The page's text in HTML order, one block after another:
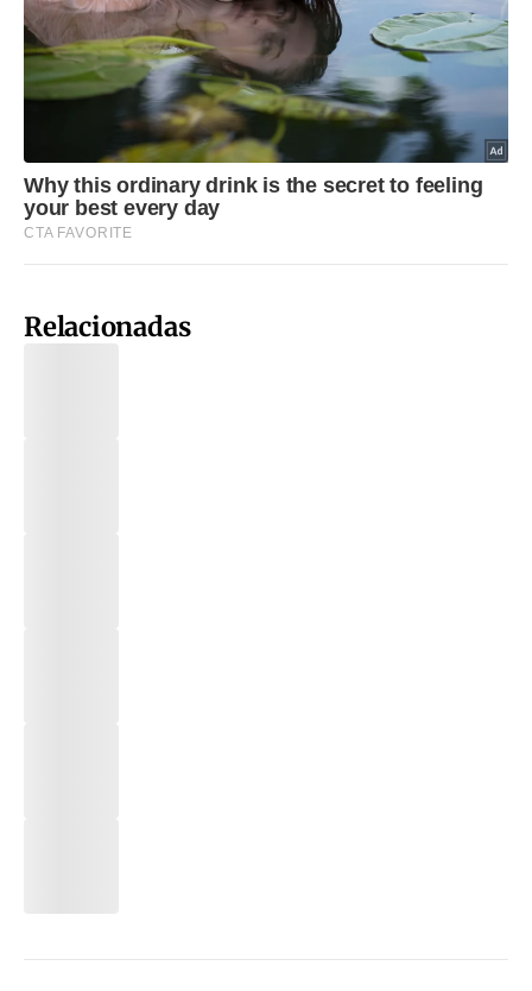
Relacionadas